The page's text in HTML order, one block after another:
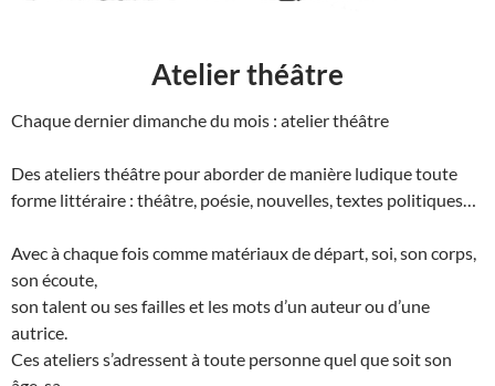
Atelier théâtre
Chaque dernier dimanche du mois : atelier théâtre
Des ateliers théâtre pour aborder de manière ludique toute
forme littéraire : théâtre, poésie, nouvelles, textes politiques…
Avec à chaque fois comme matériaux de départ, soi, son corps,
son écoute,
son talent ou ses failles et les mots d’un auteur ou d’une
autrice.
Ces ateliers s’adressent à toute personne quel que soit son